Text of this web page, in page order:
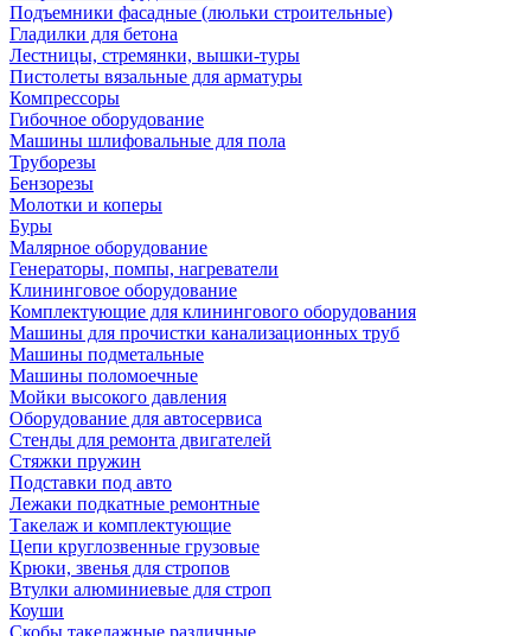
Подъемники фасадные (люльки строительные)
Гладилки для бетона
Лестницы, стремянки, вышки-туры
Пистолеты вязальные для арматуры
Компрессоры
Гибочное оборудование
Машины шлифовальные для пола
Труборезы
Бензорезы
Молотки и коперы
Буры
Малярное оборудование
Генераторы, помпы, нагреватели
Клининговое оборудование
Комплектующие для клинингового оборудования
Машины для прочистки канализационных труб
Машины подметальные
Машины поломоечные
Мойки высокого давления
Оборудование для автосервиса
Стенды для ремонта двигателей
Стяжки пружин
Подставки под авто
Лежаки подкатные ремонтные
Такелаж и комплектующие
Цепи круглозвенные грузовые
Крюки, звенья для стропов
Втулки алюминиевые для строп
Коуши
Скобы такелажные различные